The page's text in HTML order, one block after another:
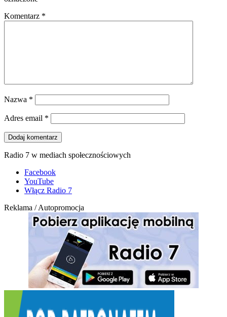
Komentarz *
Nazwa *
Adres email *
Radio 7 w mediach społecznościowych
Facebook
YouTube
Włącz Radio 7
Reklama / Autopromocja